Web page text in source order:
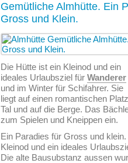
Gemütliche Almhütte. Ein
Gross und Klein.
Die Hütte ist ein Kleinod und ein
ideales Urlaubsziel für Wanderer
und im Winter für Schifahrer. Sie
liegt auf einen romantischen
Tal und auf die Berge. Das
zum Spielen und Kneippen ein.
Ein Paradies für Gross und
Kleinod und ein ideales
Die alte Bausubstanz aussen